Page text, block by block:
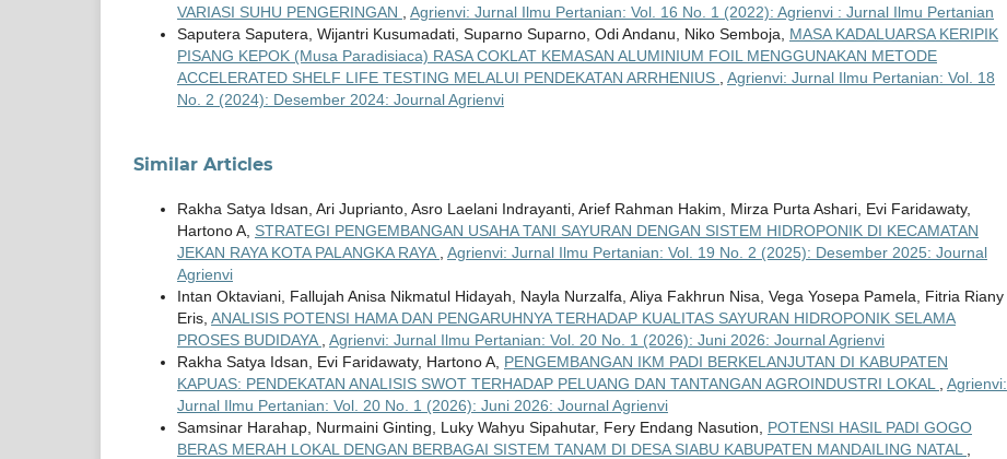
VARIASI SUHU PENGERINGAN
Agrienvi: Jurnal Ilmu Pertanian: Vol. 16 No. 1 (2022): Agrienvi : Jurnal Ilmu Pertanian
Saputera Saputera, Wijantri Kusumadati, Suparno Suparno, Odi Andanu, Niko Semboja, MASA KADALUARSA KERIPIK
PISANG KEPOK (Musa Paradisiaca) RASA COKLAT KEMASAN ALUMINIUM FOIL MENGGUNAKAN METODE
ACCELERATED SHELF LIFE TESTING MELALUI PENDEKATAN ARRHENIUS
Agrienvi: Jurnal Ilmu Pertanian: Vol. 18
No. 2 (2024): Desember 2024: Journal Agrienvi
Similar Articles
Rakha Satya Idsan, Ari Juprianto, Asro Laelani Indrayanti, Arief Rahman Hakim, Mirza Purta Ashari, Evi Faridawaty,
Hartono A, STRATEGI PENGEMBANGAN USAHA TANI SAYURAN DENGAN SISTEM HIDROPONIK DI KECAMATAN
JEKAN RAYA KOTA PALANGKA RAYA
Agrienvi: Jurnal Ilmu Pertanian: Vol. 19 No. 2 (2025): Desember 2025: Journal
Agrienvi
Intan Oktaviani, Fallujah Anisa Nikmatul Hidayah, Nayla Nurzalfa, Aliya Fakhrun Nisa, Vega Yosepa Pamela, Fitria Riany
Eris, ANALISIS POTENSI HAMA DAN PENGARUHNYA TERHADAP KUALITAS SAYURAN HIDROPONIK SELAMA
PROSES BUDIDAYA
Agrienvi: Jurnal Ilmu Pertanian: Vol. 20 No. 1 (2026): Juni 2026: Journal Agrienvi
Rakha Satya Idsan, Evi Faridawaty, Hartono A, PENGEMBANGAN IKM PADI BERKELANJUTAN DI KABUPATEN
KAPUAS: PENDEKATAN ANALISIS SWOT TERHADAP PELUANG DAN TANTANGAN AGROINDUSTRI LOKAL
Agrienvi:
Jurnal Ilmu Pertanian: Vol. 20 No. 1 (2026): Juni 2026: Journal Agrienvi
Samsinar Harahap, Nurmaini Ginting, Luky Wahyu Sipahutar, Fery Endang Nasution, POTENSI HASIL PADI GOGO
BERAS MERAH LOKAL DENGAN BERBAGAI SISTEM TANAM DI DESA SIABU KABUPATEN MANDAILING NATAL